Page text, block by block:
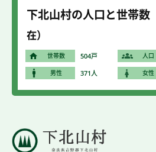
下北山村の人口と世帯数
在）
世帯数 504戸 人口
男性 371人 女性